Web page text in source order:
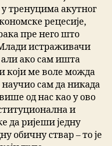
тренуцима акутног
рецесије,
пре него што
истраживачи
али ако сам ишта
који ме воле можда
сам да никада
од нас као у ово
и
да ријеши једну
обичну ствар – то је